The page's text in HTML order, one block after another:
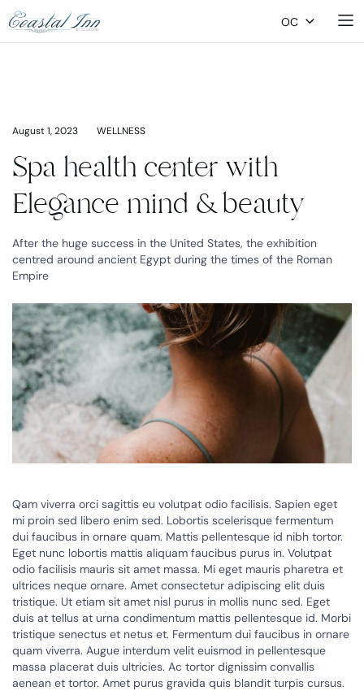
OC
August 1, 2023 WELLNESS
Spa health center with
Elegance mind & beauty
After the huge success in the United States, the exhibition
centred around ancient Egypt during the times of the Roman
Empire
Qam viverra orci sagittis eu volutpat odio facilisis. Sapien eget
mi proin sed libero enim sed. Lobortis scelerisque fermentum
dui faucibus in ornare quam. Mattis pellentesque id nibh tortor.
Eget nunc lobortis mattis aliquam faucibus purus in. Volutpat
odio facilisis mauris sit amet massa. Mi eget mauris pharetra et
ultrices neque ornare. Amet consectetur adipiscing elit duis
tristique. Ut etiam sit amet nisl purus in mollis nunc sed. Eget
duis at tellus at urna condimentum mattis pellentesque id. Morbi
tristique senectus et netus et. Fermentum dui faucibus in ornare
quam viverra. Augue interdum velit euismod in pellentesque
massa placerat duis ultricies. Ac tortor dignissim convallis
aenean et tortor. Amet purus gravida quis blandit turpis cursus.